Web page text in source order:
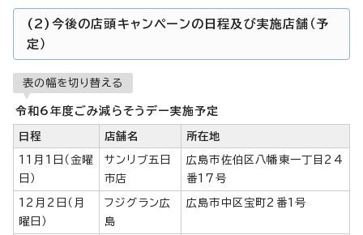
(2)今後の店頭キャンペーンの日程及び実施店舗（予
定）
表の幅を切り替える
令和6年度ごみ減らそうデー実施予定
日程 店舗名 所在地
11月1日（金曜
日）
サンリブ五日
市店
広島市佐伯区八幡東一丁目24
番17号
12月2日（月
曜日）
フジグラン広
島
広島市中区宝町2番1号